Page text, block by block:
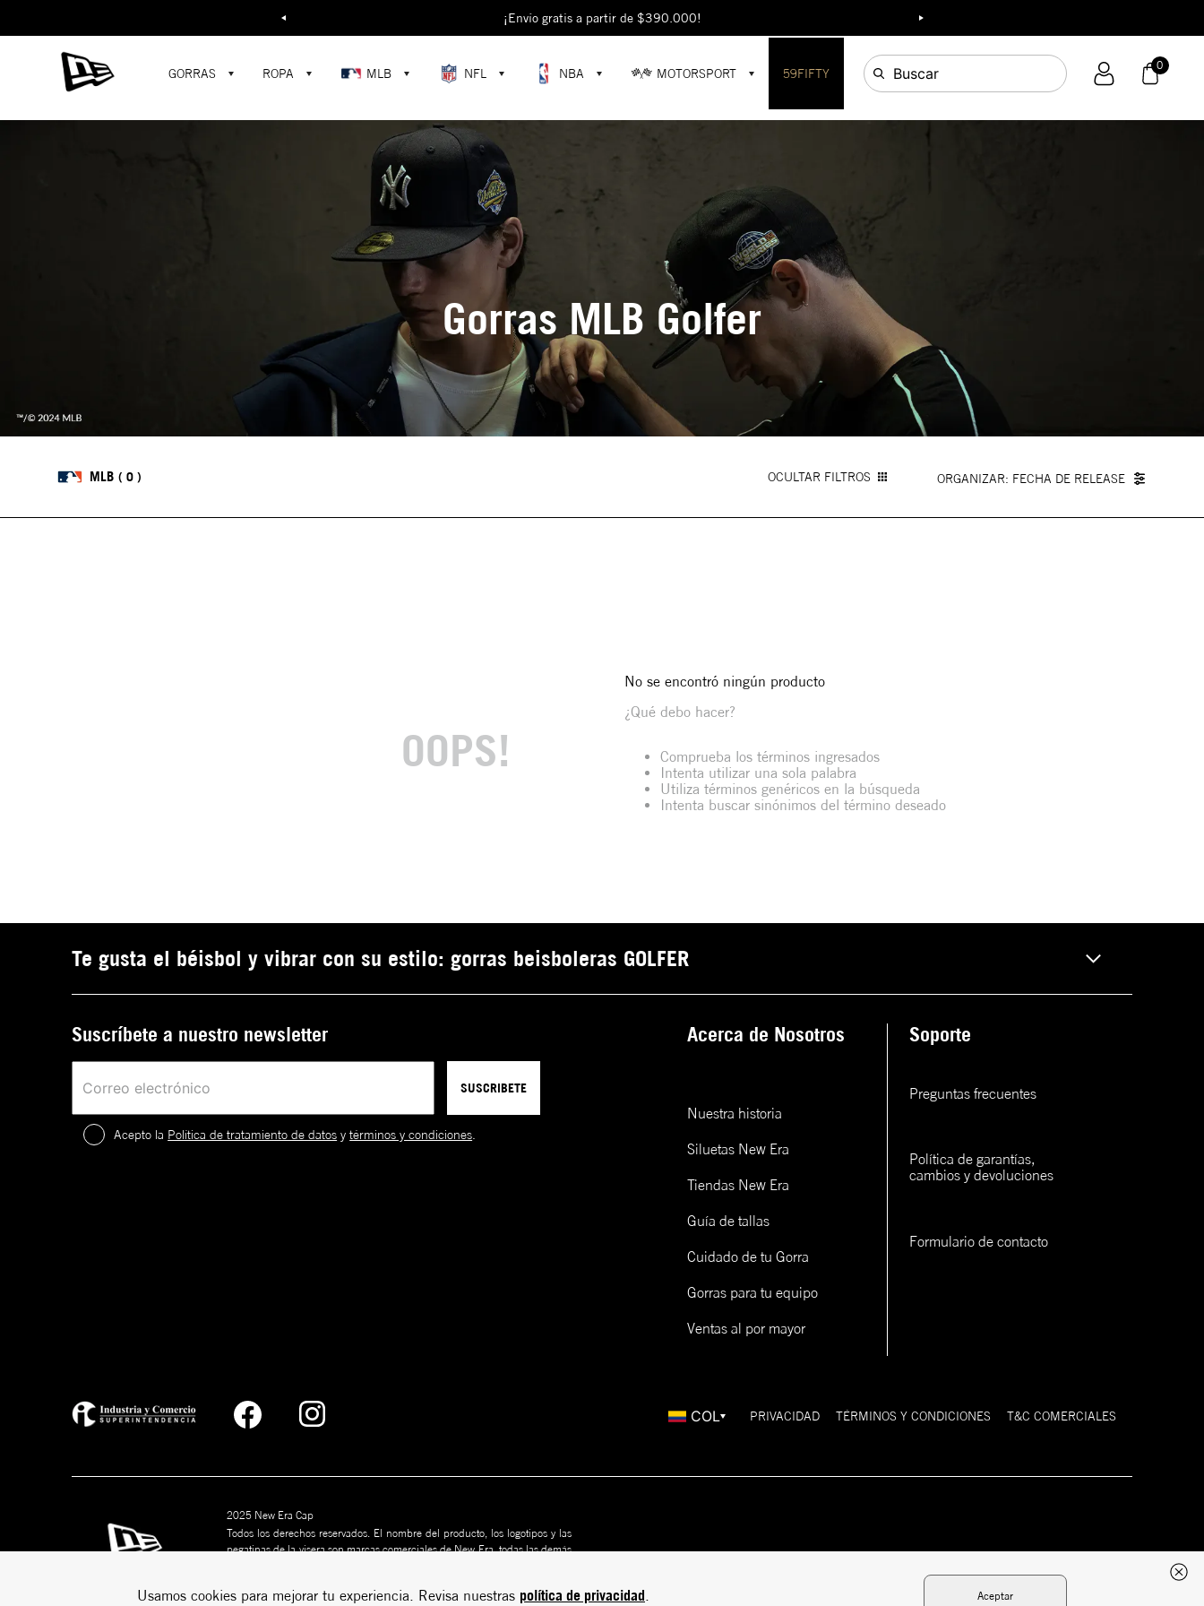
Usamos cookies para mejorar tu experiencia. Revisa nuestras política de privacidad. Aceptar
Buscar... ¡Envío gratis a partir de $390.000!
GORRAS ROPA MLB NFL NBA MOTORSPORT 59FIFTY Buscar 0
Gorras MLB Golfer
MLB 0 OCULTAR FILTROS FECHA DE RELEASE
OOPS!
No se encontró ningún producto
¿Qué debo hacer?
Comprueba los términos ingresados
Intenta utilizar una sola palabra
Utiliza términos genéricos en la búsqueda
Intenta buscar sinónimos del término deseado
Te gusta el béisbol y vibrar con su estilo: gorras beisboleras GOLFER
Suscríbete a nuestro newsletter
SUSCRIBETE
Acepto la Política de tratamiento de datos ytérminos y condiciones
Acerca de Nosotros
Nuestra historia
Siluetas New Era
Tiendas New Era
Guía de tallas
Cuidado de tu Gorra
Gorras para tu equipo
Ventas al por mayor
Soporte
Preguntas frecuentes
Política de garantías,
cambios y devoluciones
Formulario de contacto
COL PRIVACIDAD TÉRMINOS Y CONDICIONES T&C COMERCIALES
2025 New Era Cap
Todos los derechos reservados. El nombre del producto, los logotipos y las
pegatinas de la visera son marcas comerciales de New Era, todas las demás
por: